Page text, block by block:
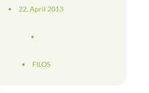
22. April 2013
FILOS